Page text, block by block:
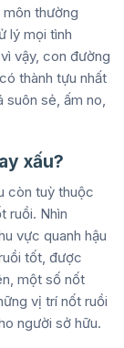
thường
lý mọi tình
vậy, con đường
thành tựu nhất
sẻ, ấm no,
xấu?
còn tuỳ thuộc
ruồi. Nhìn
vực quanh hậu
tốt, được
một số nốt
vị trí nốt ruồi
người sở hữu.